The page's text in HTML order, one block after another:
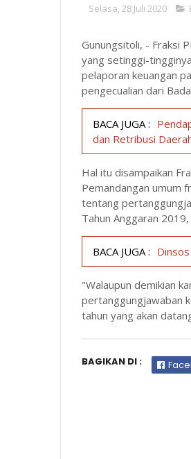
Selasa, 28 Juli 2020
Gunungsitoli, - Fraksi
yang setinggi-
pelaporan keuangan
pengecualian dari
BACA JUGA :
dan Retribusi
Hal itu disampaikan
Pemandangan umum
tentang
Tahun Anggaran
BACA JUGA :
"Walaupun demikian
pertanggungjawaban
tahun yang akan
BAGIKAN DI :